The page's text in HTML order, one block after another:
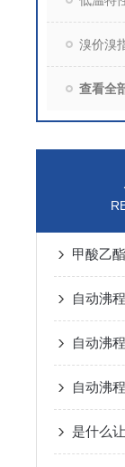
溴价溴
查看全
甲酸乙